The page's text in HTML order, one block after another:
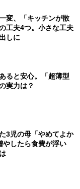
変、「キッチンが散
工夫4つ。小さな工夫
しに
ると安心。「超薄型
実力は？​
3児の母「やめてよか
やしたら食費が浮い